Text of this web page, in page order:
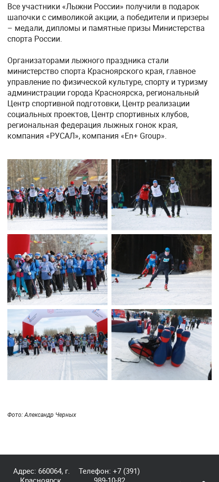
Все участники «Лыжни России» получили в подарок
шапочки с символикой акции, а победители и призеры
– медали, дипломы и памятные призы Министерства
спорта России.
Организаторами лыжного праздника стали
министерство спорта Красноярского края, главное
управление по физической культуре, спорту и туризму
администрации города Красноярска, региональный
Центр спортивной подготовки, Центр реализации
социальных проектов, Центр спортивных клубов,
региональная федерация лыжных гонок края,
компания «РУСАЛ», компания «En+ Group».
Фото: Александр Черных
Адрес: 660064, г.
Красноярск,
Телефон:+7 (391)
989-10-82